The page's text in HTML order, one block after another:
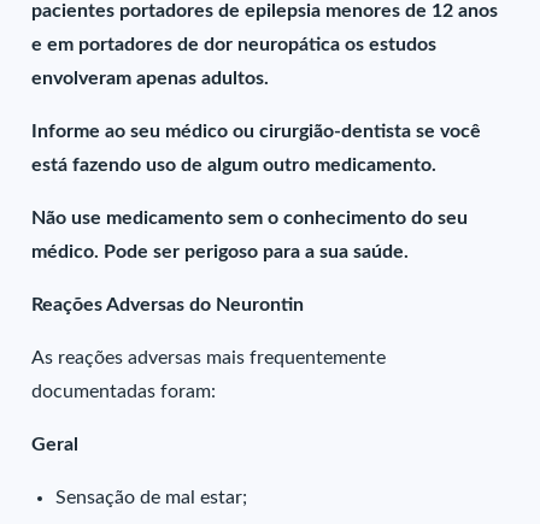
pacientes portadores de epilepsia menores de 12 anos
e em portadores de dor neuropática os estudos
envolveram apenas adultos.
Informe ao seu médico ou cirurgião-dentista se você
está fazendo uso de algum outro medicamento.
Não use medicamento sem o conhecimento do seu
médico. Pode ser perigoso para a sua saúde.
Reações Adversas do Neurontin
As reações adversas mais frequentemente
documentadas foram:
Geral
Sensação de mal estar;